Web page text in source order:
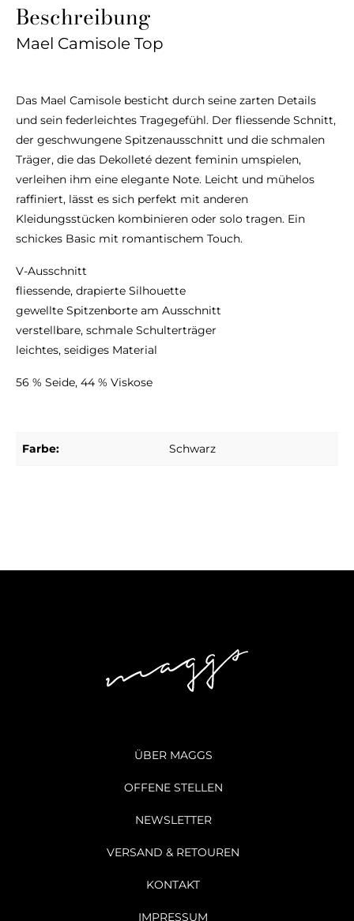
Beschreibung
Mael Camisole Top
Das Mael Camisole besticht durch seine zarten Details
und sein federleichtes Tragegefühl. Der fliessende Schnitt,
der geschwungene Spitzenausschnitt und die schmalen
Träger, die das Dekolleté dezent feminin umspielen,
verleihen ihm eine elegante Note. Leicht und mühelos
raffiniert, lässt es sich perfekt mit anderen
Kleidungsstücken kombinieren oder solo tragen. Ein
schickes Basic mit romantischem Touch.
V-Ausschnitt
fliessende, drapierte Silhouette
gewellte Spitzenborte am Ausschnitt
verstellbare, schmale Schulterträger
leichtes, seidiges Material
56 % Seide, 44 % Viskose
Farbe: Schwarz
ÜBER MAGGS
OFFENE STELLEN
NEWSLETTER
VERSAND & RETOUREN
KONTAKT
IMPRESSUM